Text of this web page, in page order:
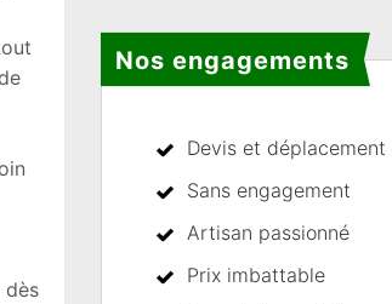
dès
Nos engagements
Devis et
Sans engagement
Artisan passionné
Prix imbattable